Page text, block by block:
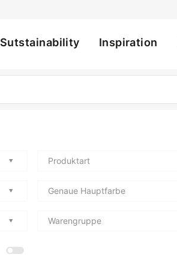
Sutstainability Inspiration
Produktart
Genaue Hauptfarbe
Warengruppe